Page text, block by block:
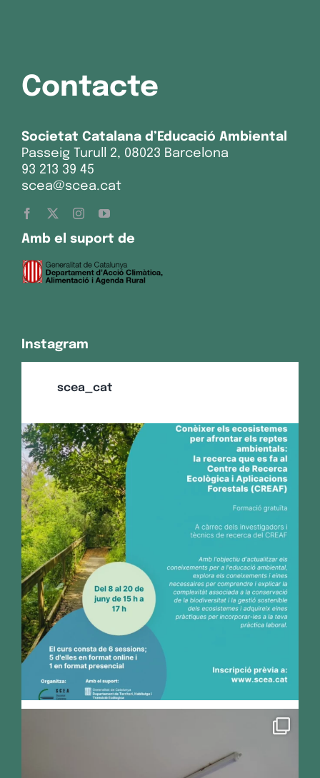
Contacte
Societat Catalana d’Educació Ambiental
Passeig Turull 2, 08023 Barcelona
93 213 39 45
scea@scea.cat
Amb el suport de
Instagram
scea_cat